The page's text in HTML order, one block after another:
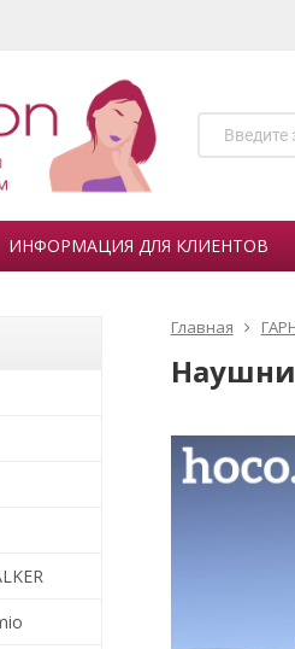
ИНФОРМАЦИЯ ДЛЯ КЛИЕНТОВ
Главная